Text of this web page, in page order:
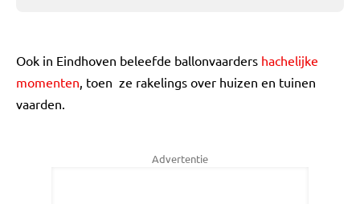
Ook in Eindhoven beleefde ballonvaarders hachelijke
momenten, toen ze rakelings over huizen en tuinen
vaarden.
Advertentie